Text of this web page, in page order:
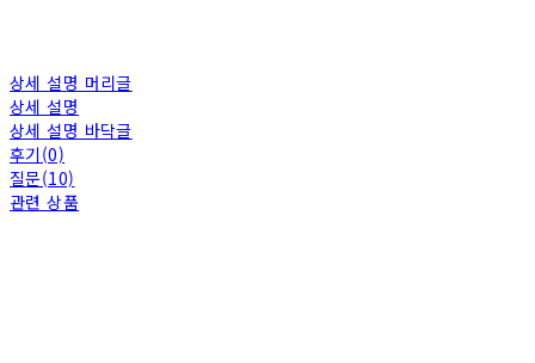
상세 설명 머리글
상세 설명
상세 설명 바닥글
후기(0)
질문(10)
관련 상품